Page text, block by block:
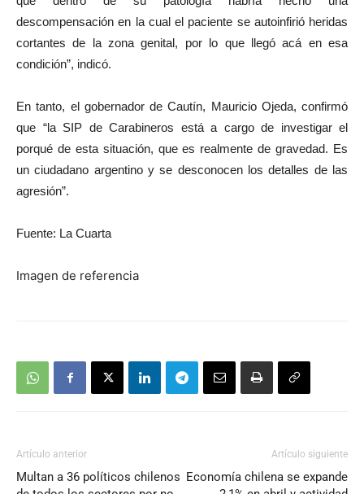
descompensación en la cual el paciente se autoinfirió heridas
cortantes de la zona genital, por lo que llegó acá en esa
condición”, indicó.
En tanto, el gobernador de Cautín, Mauricio Ojeda, confirmó
que “la SIP de Carabineros está a cargo de investigar el
porqué de esta situación, que es realmente de gravedad. Es
un ciudadano argentino y se desconocen los detalles de las
agresión”.
Fuente: La Cuarta
Imagen de referencia
Artículo anterior
Multan a 36 políticos chilenos
Artículo siguiente
Economía chilena se expande